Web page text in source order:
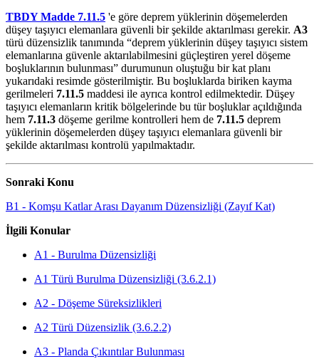
TBDY Madde 7.11.5 'e göre deprem yüklerinin döşemelerden
düşey taşıyıcı elemanlara güvenli bir şekilde aktarılması gerekir. A3
türü düzensizlik tanımında “deprem yüklerinin düşey taşıyıcı sistem
elemanlarına güvenle aktarılabilmesini güçleştiren yerel döşeme
boşluklarının bulunması” durumunun oluştuğu bir kat planı
yukarıdaki resimde gösterilmiştir. Bu boşluklarda biriken kayma
gerilmeleri 7.11.5 maddesi ile ayrıca kontrol edilmektedir. Düşey
taşıyıcı elemanların kritik bölgelerinde bu tür boşluklar açıldığında
hem 7.11.3 döşeme gerilme kontrolleri hem de 7.11.5 deprem
yüklerinin döşemelerden düşey taşıyıcı elemanlara güvenli bir
şekilde aktarılması kontrolü yapılmaktadır.
Sonraki Konu
B1 - Komşu Katlar Arası Dayanım Düzensizliği (Zayıf Kat)
İlgili Konular
A1 - Burulma Düzensizliği
A1 Türü Burulma Düzensizliği (3.6.2.1)
A2 - Döşeme Süreksizlikleri
A2 Türü Düzensizlik (3.6.2.2)
A3 - Planda Çıkıntılar Bulunması